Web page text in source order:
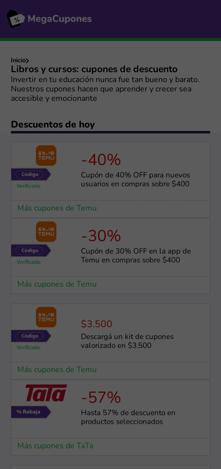
Inicio
Libros y cursos: cupones de descuento
Invertir en tu educación nunca fue tan bueno y barato.
Nuestros cupones hacen que aprender y crecer sea
accesible y emocionante
Descuentos de hoy
-40%
Cupón de 40% OFF para nuevos
usuarios en compras sobre $400
Más cupones de Temu
-30%
Cupón de 30% OFF en la app de
Temu en compras sobre $400
Más cupones de Temu
$3.500
Descargá un kit de cupones
valorizado en $3.500
Más cupones de Temu
-57%
Hasta 57% de descuento en
productos seleccionados
Más cupones de TaTa